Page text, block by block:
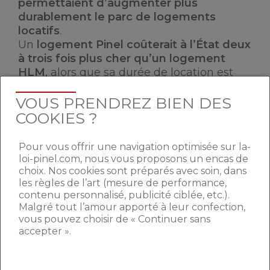
permettaient d’augmenter plus
durablement le parc de logements
locatifs.
Un logement Pinel coûterait à l’État deux
à trois fois plus cher qu’un logement
HLM, alors que sa durée de location est
bien Pinel contre au moins quarante ans
pour un HLM.
Des contrôles insuffisants
Les avantages fiscaux octroyés via le
dispositif Pinel sont soumis à des
conditions de localisation du bien, de
plafonds de loyers et de ressources, ou
VOUS PRENDREZ BIEN DES
COOKIES ?
Pour vous offrir une navigation optimisée sur la-
loi-pinel.com, nous vous proposons un encas de
choix. Nos cookies sont préparés avec soin, dans
les règles de l’art (mesure de performance,
contenu personnalisé, publicité ciblée, etc.).
Malgré tout l’amour apporté à leur confection,
vous pouvez choisir de « Continuer sans
accepter ».